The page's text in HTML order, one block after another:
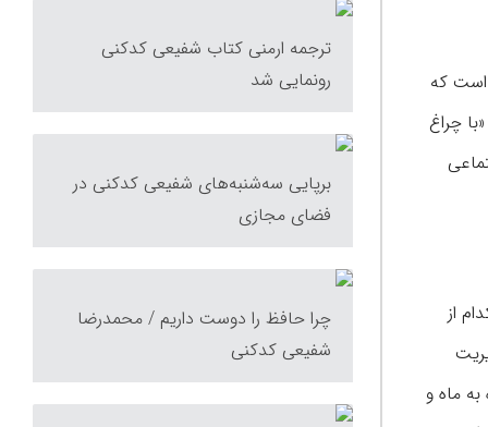
معروف به «پروین» است که
چراغ
از
ماه و
ترجمه ارمنی کتاب شفیعی کدکنی
رونمایی شد
برپایی سه‌شنبه‌های شفیعی کدکنی در
فضای مجازی
چرا حافظ را دوست داریم / محمدرضا
شفیعی کدکنی